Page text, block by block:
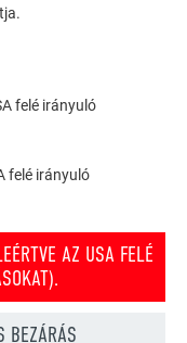
KÖVETKEZŐ
felé irányuló
felé irányuló
AZ USA FELÉ
BEZÁRÁS